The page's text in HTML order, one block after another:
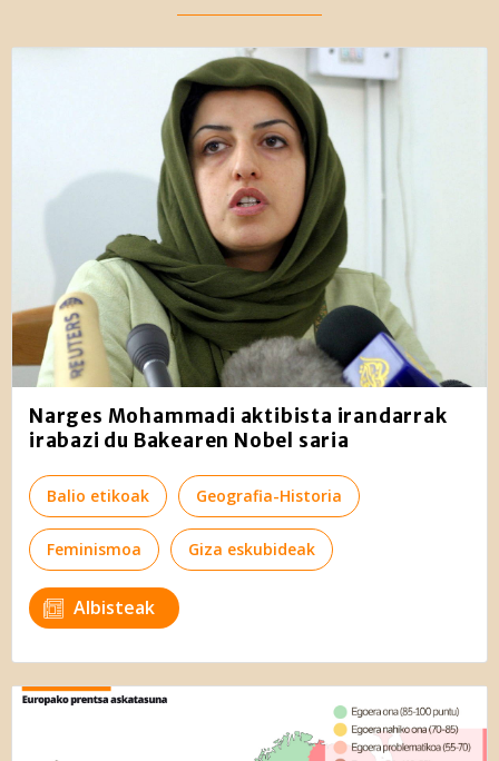
Narges Mohammadi aktibista irandarrak
irabazi du Bakearen Nobel saria
Balio etikoak Geografia-Historia
Feminismoa Giza eskubideak
Albisteak